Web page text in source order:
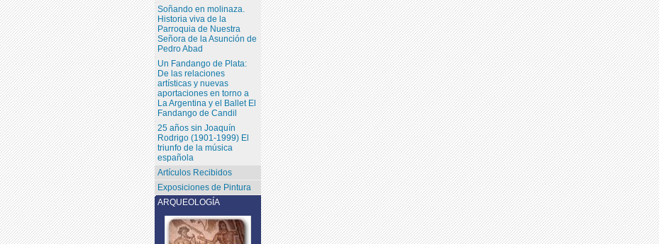
ARQUEOLOGÍA
Soñando en molinaza.
Historia viva de la
Parroquia de Nuestra
Señora de la Asunción de
Pedro Abad
Un Fandango de Plata:
De las relaciones
artísticas y nuevas
aportaciones en torno a
La Argentina y el Ballet El
Fandango de Candil
25 años sin Joaquín
Rodrigo (1901-1999) El
triunfo de la música
española
Artículos Recibidos
Exposiciones de Pintura